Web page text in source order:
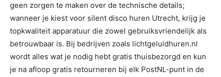
geen zorgen te maken over de technische details;
wanneer je kiest voor silent disco huren Utrecht, krijg je
topkwaliteit apparatuur die zowel gebruiksvriendelijk als
betrouwbaar is. Bij bedrijven zoals lichtgeluidhuren.nl
wordt alles wat je nodig hebt gratis thuisbezorgd en kun
je na afloop gratis retourneren bij elk PostNL-punt in de